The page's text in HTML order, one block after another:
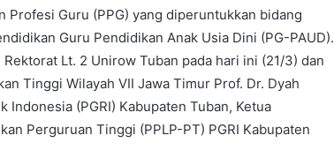
Guru (PPG) yang diperuntukkan bidang
Guru Pendidikan Anak Usia Dini (PG-PAUD).
Lt. 2 Unirow Tuban pada hari ini (21/3) dan
Tinggi Wilayah VII Jawa Timur Prof. Dr. Dyah
Indonesia (PGRI) Kabupaten Tuban, Ketua
Perguruan Tinggi (PPLP-PT) PGRI Kabupaten